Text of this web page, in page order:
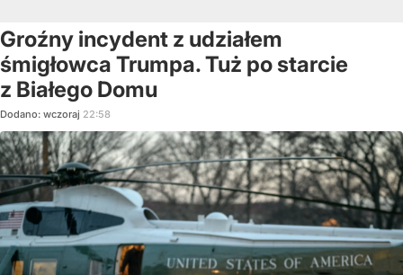
Groźny incydent z udziałem
śmigłowca Trumpa. Tuż po starcie
z Białego Domu
Dodano: wczoraj 22:58